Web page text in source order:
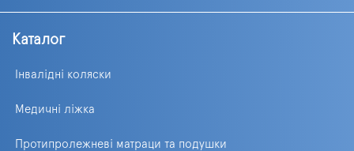
Каталог
Інвалідні коляски
Медичні ліжка
Протипролежневі матраци та подушки